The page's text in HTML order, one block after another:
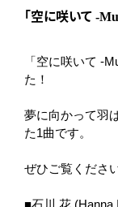
「空に咲いて -
「空に咲いて -
た！
夢に向かって羽
た1曲です。
ぜひご覧ください